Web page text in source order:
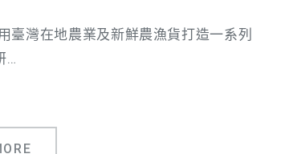
臺灣在地農業及新鮮農漁貨打造一系列